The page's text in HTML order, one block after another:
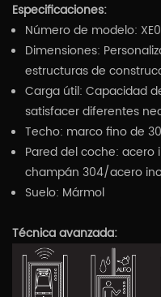
Especificaciones:
Número de modelo:
Dimensiones:
estructuras de
Carga útil: Capacidad
satisfacer diferentes
Techo: marco fino de
Pared del coche:
champán 304/acero
Suelo: Mármol
Técnica avanzada: